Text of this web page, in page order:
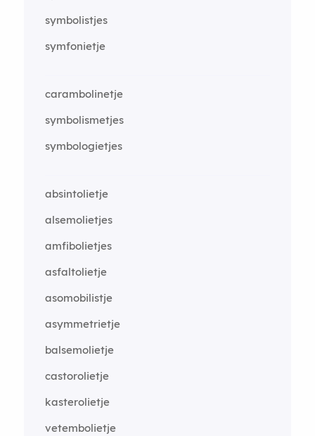
symbolistjes
symfonietje
carambolinetje
symbolismetjes
symbologietjes
absintolietje
alsemolietjes
amfibolietjes
asfaltolietje
asomobilistje
asymmetrietje
balsemolietje
castorolietje
kasterolietje
vetembolietje